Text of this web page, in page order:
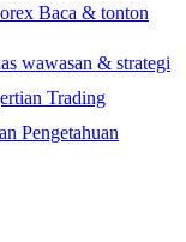
Baca & tonton
wawasan & strategi
Trading
Pengetahuan